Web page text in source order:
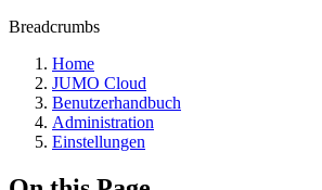
Breadcrumbs
Home
JUMO Cloud
Benutzerhandbuch
Administration
Einstellungen